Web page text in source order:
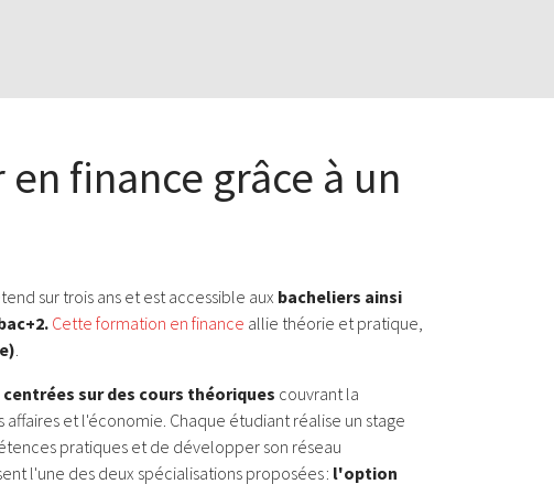
finance grâce à un
sur trois ans et est accessible aux bacheliers ainsi
Cette formation en finance allie théorie et pratique,
.
sur des cours théoriques couvrant la
et l'économie. Chaque étudiant réalise un stage
pratiques et de développer son réseau
l'une des deux spécialisations proposées : l'option